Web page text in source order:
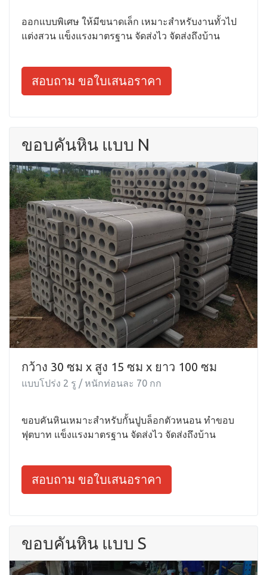
ออกแบบพิเศษ ให้มีขนาดเล็ก เหมาะสำหรับงานทั้วไป
แต่งสวน แข็งแรงมาตรฐาน จัดส่งไว จัดส่งถึงบ้าน
สอบถาม ขอใบเสนอราคา
ขอบคันหิน แบบ N
กว้าง 30 ซม x สูง 15 ซม x ยาว 100 ซม
แบบโปร่ง 2 รู / หนักท่อนละ 70 กก
ขอบคันหินเหมาะสำหรับกั้นปูบล็อกตัวหนอน ทำขอบ
ฟุตบาท แข็งแรงมาตรฐาน จัดส่งไว จัดส่งถึงบ้าน
สอบถาม ขอใบเสนอราคา
ขอบคันหิน แบบ S